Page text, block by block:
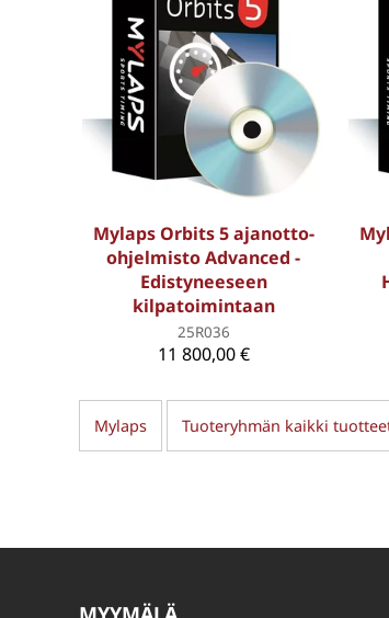
Mylaps Orbits 5 ajanotto-
ohjelmisto Advanced -
Edistyneeseen
kilpatoimintaan
25R036
11 800,00 €
Mylaps Tuoteryhmän kaikki